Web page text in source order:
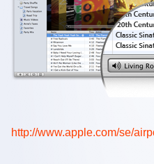
http://www.apple.com/se/